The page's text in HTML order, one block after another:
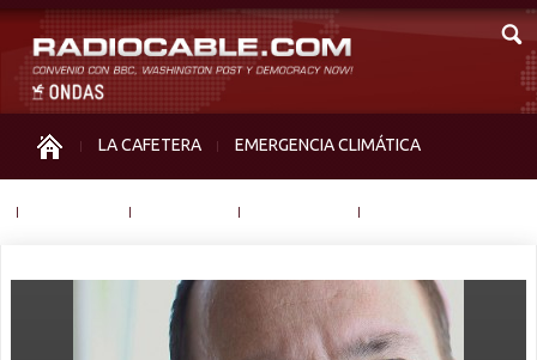
LA CAFETERA EMERGENCIA CLIMÁTICA